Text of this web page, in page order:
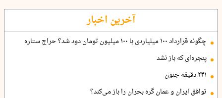
آخرین اخبار
چگونه قرارداد ۱۰۰ میلیاردی با ۱۰۰ میلیون تومان دود شد؟ حراج ستاره
پنجره‌ای که باز نشد
۲۴۱ دقیقه جنون
توافق ایران و عمان گره بحران را باز می‌کند؟